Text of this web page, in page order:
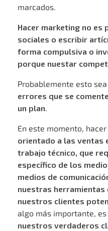
marcados.
Hacer marketing no es
sociales o escribir
forma compulsiva o
porque nuestar
Probablemente esto sea
errores que se
un plan.
En este momento, hacer
orientado a las ventas
trabajo técnico, que
específico de los
medios de
nuestras herramientas
nuestros clientes
algo más importante,
nuestros verdaderos